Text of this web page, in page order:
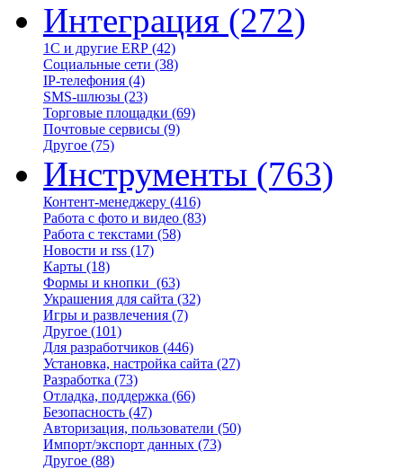
Интеграция (272)
1С и другие ERP (42)
Социальные сети (38)
IP-телефония (4)
SMS-шлюзы (23)
Торговые площадки (69)
Почтовые сервисы (9)
Другое (75)
Инструменты (763)
Контент-менеджеру (416)
Работа с фото и видео (83)
Работа с текстами (58)
Новости и rss (17)
Карты (18)
Формы и кнопки (63)
Украшения для сайта (32)
Игры и развлечения (7)
Другое (101)
Для разработчиков (446)
Установка, настройка сайта (27)
Разработка (73)
Отладка, поддержка (66)
Безопасность (47)
Авторизация, пользователи (50)
Импорт/экспорт данных (73)
Другое (88)